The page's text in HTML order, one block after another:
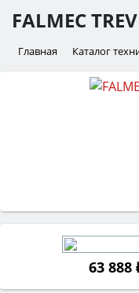
FALMEC
Главная Каталог
63 888